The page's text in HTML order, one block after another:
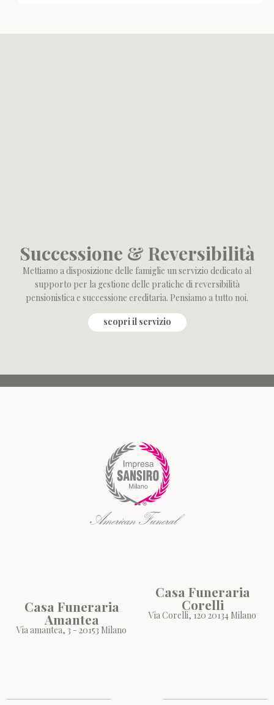
Successione & Reversibilità
Mettiamo a disposizione delle famiglie un servizio dedicato al
supporto per la gestione delle pratiche di reversibilità
pensionistica e successione ereditaria. Pensiamo a tutto noi.
scopri il servizio
Casa Funeraria
Amantea
Via amantea, 3 - 20153 Milano
Casa Funeraria
Corelli
Via Corelli, 120 20134 Milano